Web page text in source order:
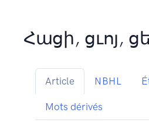
Հացի, ցւոյ,
Article NBHL
Mots dérivés